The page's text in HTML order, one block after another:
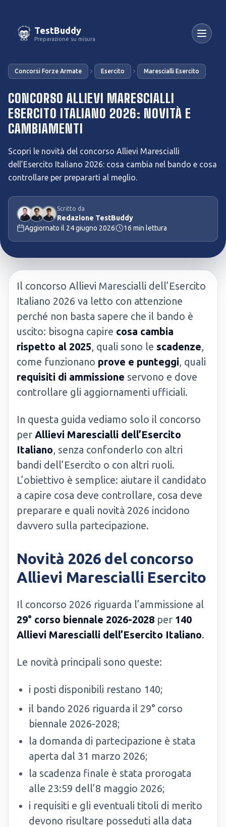
TestBuddy
Preparazione su misura
Concorsi Forze Armate Esercito Marescialli Esercito
CONCORSO ALLIEVI MARESCIALLI
ESERCITO ITALIANO 2026: NOVITÀ E
CAMBIAMENTI
Scopri le novità del concorso Allievi Marescialli
dell’Esercito Italiano 2026: cosa cambia nel bando e cosa
controllare per prepararti al meglio.
Scritto da
Redazione TestBuddy
Aggiornato il 24 giugno 2026 16 min lettura
Il concorso Allievi Marescialli dell’Esercito
Italiano 2026 va letto con attenzione
perché non basta sapere che il bando è
uscito: bisogna capire cosa cambia
rispetto al 2025, quali sono le scadenze,
come funzionano prove e punteggi, quali
requisiti di ammissione servono e dove
controllare gli aggiornamenti ufficiali.
In questa guida vediamo solo il concorso
per Allievi Marescialli dell’Esercito
Italiano, senza confonderlo con altri
bandi dell’Esercito o con altri ruoli.
L’obiettivo è semplice: aiutare il candidato
a capire cosa deve controllare, cosa deve
preparare e quali novità 2026 incidono
davvero sulla partecipazione.
Novità 2026 del concorso
Allievi Marescialli Esercito
Il concorso 2026 riguarda l’ammissione al
29° corso biennale 2026-2028 per 140
Allievi Marescialli dell’Esercito Italiano.
Le novità principali sono queste:
i posti disponibili restano 140;
il bando 2026 riguarda il 29° corso
biennale 2026-2028;
la domanda di partecipazione è stata
aperta dal 31 marzo 2026;
la scadenza finale è stata prorogata
alle 23:59 dell’8 maggio 2026;
i requisiti e gli eventuali titoli di merito
devono risultare posseduti alla data